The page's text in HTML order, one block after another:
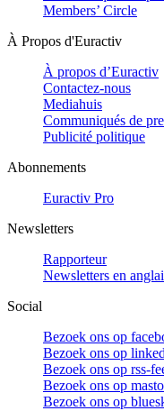
Members’ Circle
À Propos d'Euractiv
À propos d’Euractiv
Contactez-nous
Mediahuis
Communiqués de
Publicité politique
Abonnements
Euractiv Pro
Newsletters
Rapporteur
Newsletters en
Social
Bezoek ons op
Bezoek ons op
Bezoek ons op rss-
Bezoek ons op
Bezoek ons op